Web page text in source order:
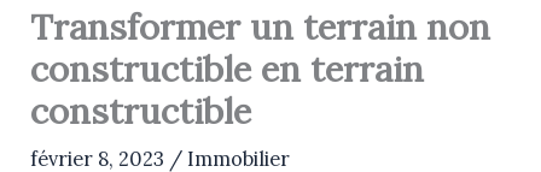
Transformer un terrain non
constructible en terrain
constructible
février 8, 2023 / Immobilier